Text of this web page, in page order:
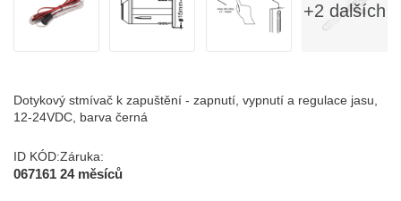
+2 dalších
Dotykový stmívač k zapuštění - zapnutí, vypnutí a regulace jasu,
12-24VDC, barva černá
ID KÓD:
067161
Záruka:
24 měsíců